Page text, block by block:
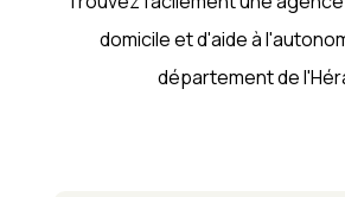
domicile et d'aide à
département de